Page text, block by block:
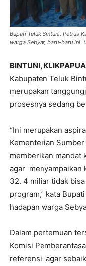
Bupati Teluk Bintuni, Petrus
warga Sebyar, baru-baru ini.
BINTUNI,
Kabupaten Teluk
merupakan
prosesnya sedang
“Ini merupakan
Kementerian
memberikan mandat
agar menyampaikan
32. 4 miliar tidak
program,” kata
hadapan warga
Dalam pertemuan
Komisi
referensi, agar